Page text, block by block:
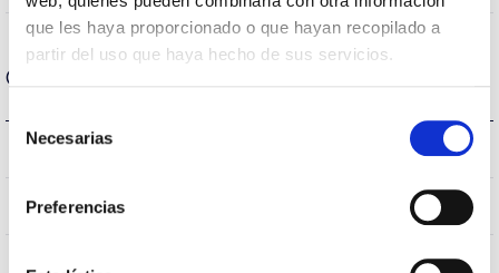
que les haya proporcionado o que hayan recopilado a
partir del uso que haya hecho de sus servicios.
Necesarias
Preferencias
Optical data
Colour temperature 4.000K
CRI Colour rendering index >70
Optical VA00L1P